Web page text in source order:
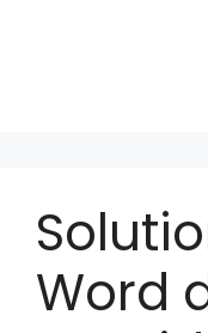
Word